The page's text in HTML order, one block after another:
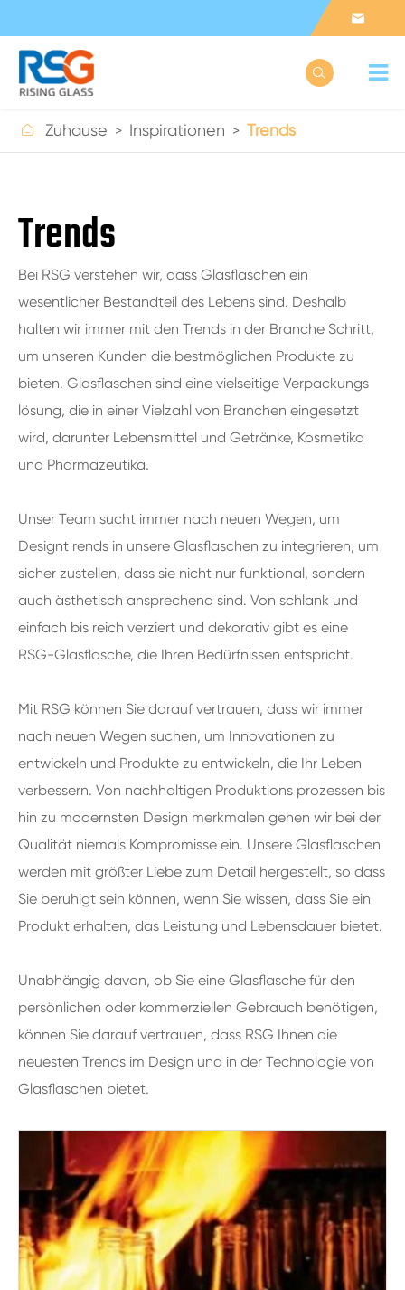


 Zuhause Inspirationen Trends
Trends
Bei RSG verstehen wir, dass Glasflaschen ein
wesentlicher Bestandteil des Lebens sind. Deshalb
halten wir immer mit den Trends in der Branche Schritt,
um unseren Kunden die bestmöglichen Produkte zu
bieten. Glasflaschen sind eine vielseitige Verpackungs
lösung, die in einer Vielzahl von Branchen eingesetzt
wird, darunter Lebensmittel und Getränke, Kosmetika
und Pharmazeutika.
Unser Team sucht immer nach neuen Wegen, um
Designt rends in unsere Glasflaschen zu integrieren, um
sicher zustellen, dass sie nicht nur funktional, sondern
auch ästhetisch ansprechend sind. Von schlank und
einfach bis reich verziert und dekorativ gibt es eine
RSG-Glasflasche, die Ihren Bedürfnissen entspricht.
Mit RSG können Sie darauf vertrauen, dass wir immer
nach neuen Wegen suchen, um Innovationen zu
entwickeln und Produkte zu entwickeln, die Ihr Leben
verbessern. Von nachhaltigen Produktions prozessen bis
hin zu modernsten Design merkmalen gehen wir bei der
Qualität niemals Kompromisse ein. Unsere Glasflaschen
werden mit größter Liebe zum Detail hergestellt, so dass
Sie beruhigt sein können, wenn Sie wissen, dass Sie ein
Produkt erhalten, das Leistung und Lebensdauer bietet.
Unabhängig davon, ob Sie eine Glasflasche für den
persönlichen oder kommerziellen Gebrauch benötigen,
können Sie darauf vertrauen, dass RSG Ihnen die
neuesten Trends im Design und in der Technologie von
Glasflaschen bietet.